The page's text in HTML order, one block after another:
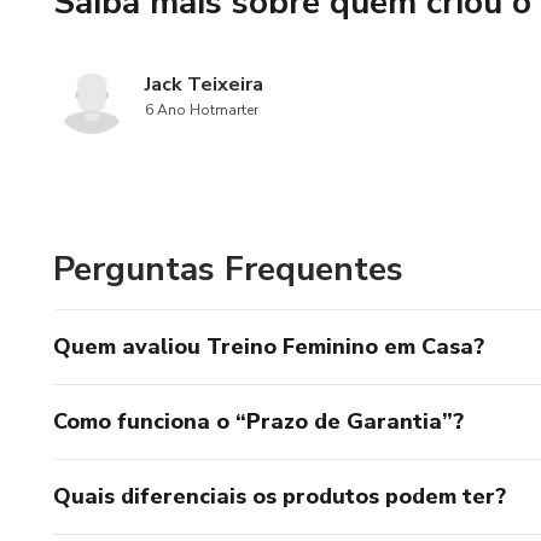
Dicas de alimentação
“★★★★★ ‘Nunca achei que
27 anos.”
Jack Teixeira
6 Ano Hotmarter
Perguntas Frequentes
Quem avaliou Treino Feminino em Casa?
Como funciona o “Prazo de Garantia”?
Quais diferenciais os produtos podem ter?